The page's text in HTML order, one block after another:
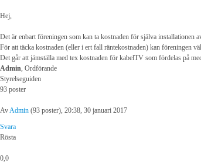
Hej,
Det är enbart föreningen som kan ta kostnaden för själva installationen
För att täcka kostnaden (eller i ert fall räntekostnaden) kan föreningen
Det går att jämställa med tex kostnaden för kabelTV som fördelas på
Admin, Ordförande
Styrelseguiden
93 poster
AvAdmin (93 poster), 20:38, 30 januari 2017
Svara
Rösta
0,0